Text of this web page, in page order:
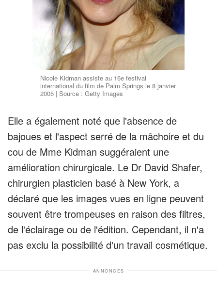
Nicole Kidman assiste au 16e festival
international du film de Palm Springs le 8 janvier
2005 | Source : Getty Images
Elle a également noté que l'absence de
bajoues et l'aspect serré de la mâchoire et du
cou de Mme Kidman suggéraient une
amélioration chirurgicale. Le Dr David Shafer,
chirurgien plasticien basé à New York, a
déclaré que les images vues en ligne peuvent
souvent être trompeuses en raison des filtres,
de l'éclairage ou de l'édition. Cependant, il n'a
pas exclu la possibilité d'un travail cosmétique.
ANNONCES